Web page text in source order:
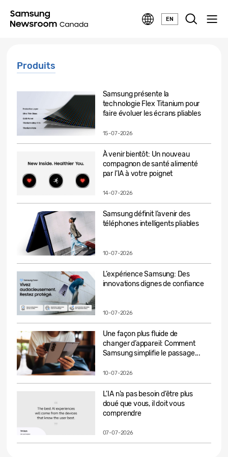
EN
Produits
Samsung présente la
technologie Flex Titanium pour
faire évoluer les écrans pliables
15-07-2026
À venir bientôt: Un nouveau
compagnon de santé alimenté
par l’IA à votre poignet
14-07-2026
Samsung définit l’avenir des
téléphones intelligents pliables
10-07-2026
L’expérience Samsung: Des
innovations dignes de confiance
10-07-2026
Une façon plus fluide de
changer d’appareil: Comment
Samsung simplifie le passage...
10-07-2026
L’IA n’a pas besoin d’être plus
doué que vous, il doit vous
comprendre
07-07-2026